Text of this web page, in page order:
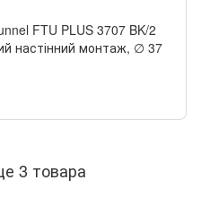
FTU PLUS 3707 BK/2
настінний монтаж, ∅ 37
3 товара